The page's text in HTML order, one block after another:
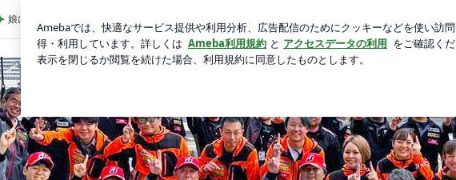
ＮＤロードスター用 | 四国、愛媛にあるロードスター専門店村上モータ
娘に勧められ買った久々ヒットな品